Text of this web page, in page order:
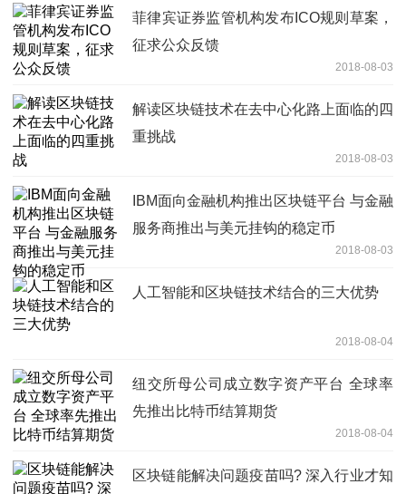
菲律宾证券监管机构发布ICO规则草案，
征求公众反馈
2018-08-03
解读区块链技术在去中心化路上面临的四
重挑战
2018-08-03
IBM面向金融机构推出区块链平台 与金融
服务商推出与美元挂钩的稳定币
2018-08-03
人工智能和区块链技术结合的三大优势
2018-08-04
纽交所母公司成立数字资产平台 全球率
先推出比特币结算期货
2018-08-04
区块链能解决问题疫苗吗? 深入行业才知